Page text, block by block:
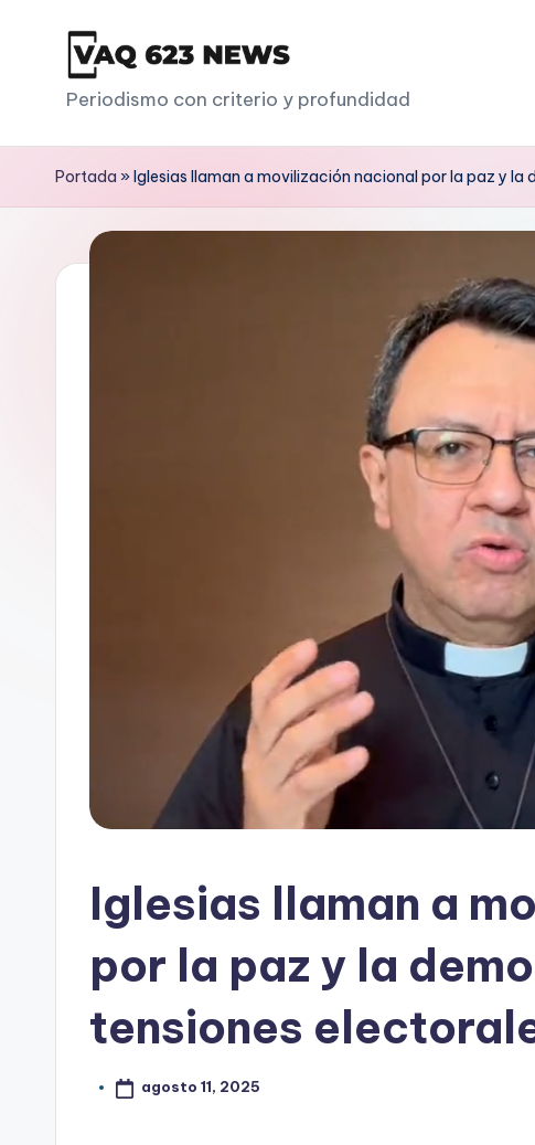
V
a
q
Periodismo con criterio y profundidad
Portada »Iglesias llaman a movilización nacional por la paz y
Iglesias llaman a
por la paz y la
tensiones
agosto 11, 2025